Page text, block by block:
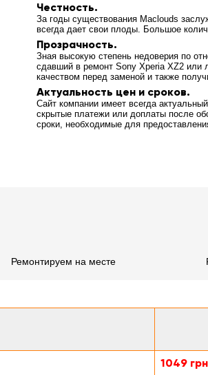
Честность.
За годы существования Maclouds
всегда дает свои плоды. Большое
Прозрачность.
Зная высокую степень недоверия по
сдавший в ремонт Sony Xperia XZ2 или
качеством перед заменой и также
Актуальность цен и сроков.
Сайт компании имеет всегда
скрытые платежи или доплаты после
сроки, необходимые для
Ремонтируем на месте
1049 грн